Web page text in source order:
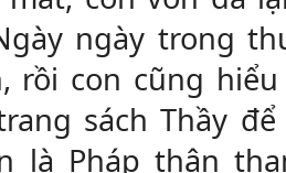
ngày trong
rồi con cũng
sách Thầy
là Pháp thân